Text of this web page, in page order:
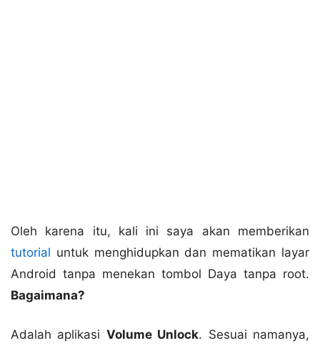
Oleh karena itu, kali ini saya akan memberikan
tutorial untuk menghidupkan dan mematikan layar
Android tanpa menekan tombol Daya tanpa root.
Bagaimana?
Adalah aplikasi Volume Unlock. Sesuai namanya,